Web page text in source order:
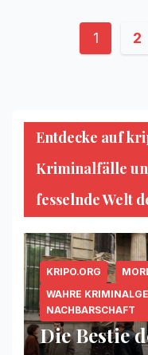
1 2
Entdecke auf
Kriminalfälle
fesselnde Welt
KRIPO.ORG
WAHRE
NACHBARSCHAFT
Die Bestie